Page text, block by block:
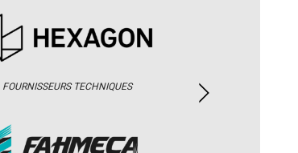
FOURNISSEURS TECHNIQUES